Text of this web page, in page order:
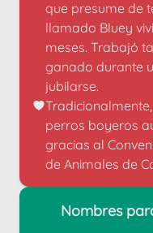
que presume de
llamado Bluey
meses. Trabajó
ganado durante
jubilarse.
perros boyeros
gracias al
de Animales de
Nombres